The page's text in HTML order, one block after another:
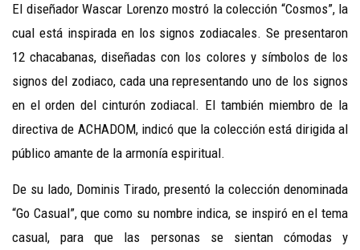
El diseñador Wascar Lorenzo mostró la colección “Cosmos”, la
cual está inspirada en los signos zodiacales. Se presentaron
12 chacabanas, diseñadas con los colores y símbolos de los
signos del zodiaco, cada una representando uno de los signos
en el orden del cinturón zodiacal. El también miembro de la
directiva de ACHADOM, indicó que la colección está dirigida al
público amante de la armonía espiritual.
De su lado, Dominis Tirado, presentó la colección denominada
“Go Casual”, que como su nombre indica, se inspiró en el tema
casual, para que las personas se sientan cómodas y